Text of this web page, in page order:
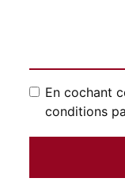
En cochant
conditions